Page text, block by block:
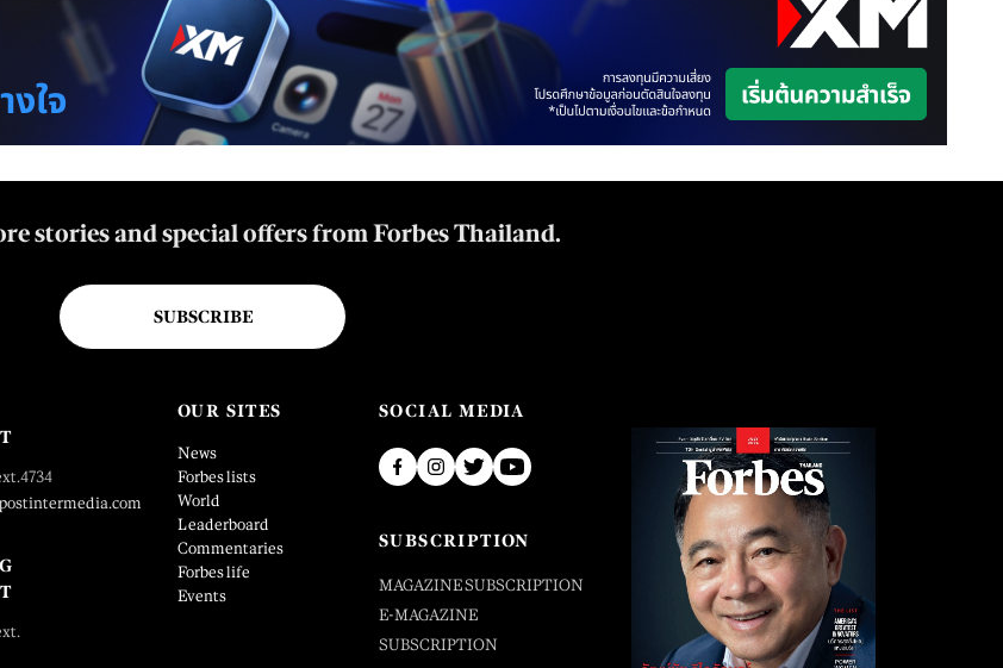
stories and special offers from Forbes Thailand.
SUBSCRIBE
OUR SITES
News
Forbes lists
World
Leaderboard
Commentaries
Forbes life
Events
SOCIAL MEDIA
SUBSCRIPTION
MAGAZINE SUBSCRIPTION
E-MAGAZINE
SUBSCRIPTION